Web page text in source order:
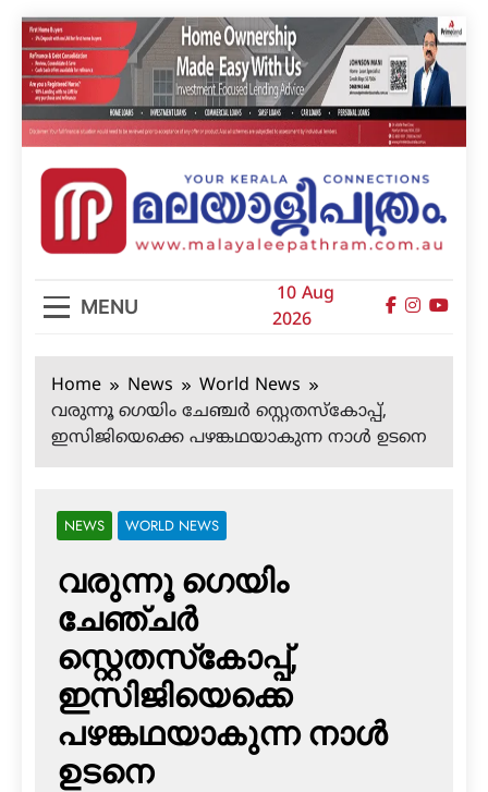
Skip
to
content
മലയാളിപത്രം
MENU
10 Aug
2026
Home News
World News
വരുന്നൂ ഗെയിം ചേഞ്ചര്‍ സ്റ്റെതസ്‌കോപ്പ്,
ഇസിജിയെക്കെ പഴങ്കഥയാകുന്ന നാള്‍ ഉടനെ
NEWS WORLD NEWS
വരുന്നൂ ഗെയിം
ചേഞ്ചര്‍
സ്റ്റെതസ്‌കോപ്പ്,
ഇസിജിയെക്കെ
പഴങ്കഥയാകുന്ന നാള്‍
ഉടനെ